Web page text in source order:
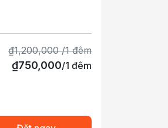
₫1,200,000 /1 đêm
₫750,000/1 đêm